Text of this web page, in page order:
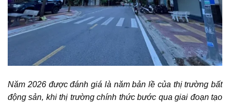
Năm 2026 được đánh giá là năm bản lề của thị trường bất
động sản, khi thị trường chính thức bước qua giai đoạn tạo